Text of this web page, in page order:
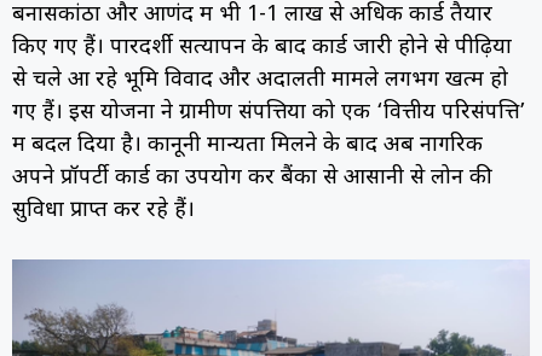
बनासकांठा और आणंद में भी 1-1 लाख से अधिक कार्ड तैयार
किए गए हैं। पारदर्शी सत्यापन के बाद कार्ड जारी होने से पीढ़ियों
से चले आ रहे भूमि विवाद और अदालती मामले लगभग खत्म हो
गए हैं। इस योजना ने ग्रामीण संपत्तियों को एक ‘वित्तीय परिसंपत्ति’
में बदल दिया है। कानूनी मान्यता मिलने के बाद अब नागरिक
अपने प्रॉपर्टी कार्ड का उपयोग कर बैंकों से आसानी से लोन की
सुविधा प्राप्त कर रहे हैं।